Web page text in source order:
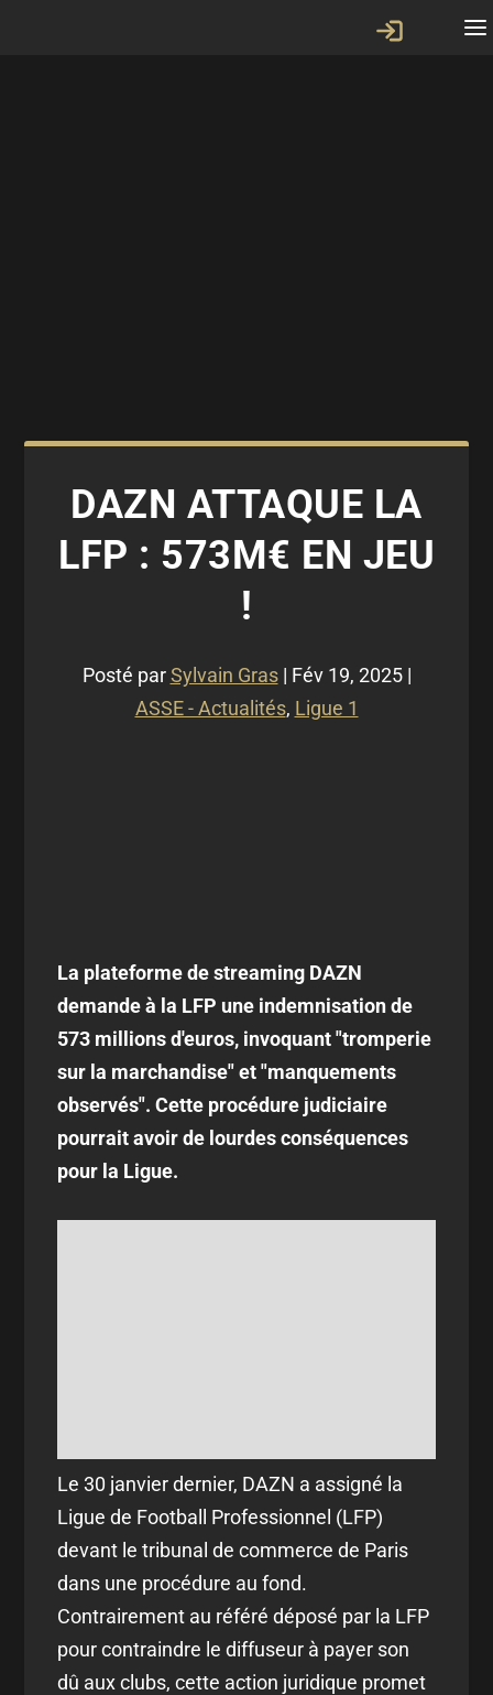
DAZN ATTAQUE LA
LFP : 573M€ EN JEU
!
Posté parSylvain Gras| Fév 19, 2025|
ASSE - Actualités, Ligue 1
La plateforme de streaming DAZN
demande à la LFP une indemnisation de
573 millions d'euros, invoquant "tromperie
sur la marchandise" et "manquements
observés". Cette procédure judiciaire
pourrait avoir de lourdes conséquences
pour la Ligue.
Le 30 janvier dernier, DAZN a assigné la
Ligue de Football Professionnel (LFP)
devant le tribunal de commerce de Paris
dans une procédure au fond.
Contrairement au référé déposé par la LFP
pour contraindre le diffuseur à payer son
dû aux clubs, cette action juridique promet